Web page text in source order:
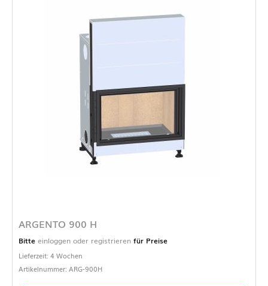
ARGENTO 900 H
Bitte einloggen oder registrieren für Preise
Lieferzeit: 4 Wochen
Artikelnummer: ARG-900H